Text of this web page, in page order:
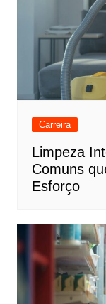
Carreira
Limpeza
Comuns
Esforço